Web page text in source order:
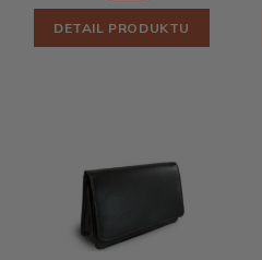
DETAIL PRODUKTU